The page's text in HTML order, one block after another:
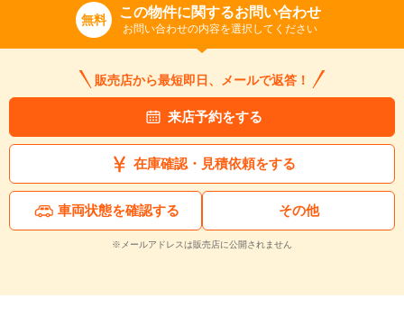
無料 この物件に関するお問い合わせ
お問い合わせの内容を選択してください
販売店から最短即日、メールで返答！
来店予約をする
在庫確認・見積依頼をする
車両状態を確認する その他
※メールアドレスは販売店に公開されません